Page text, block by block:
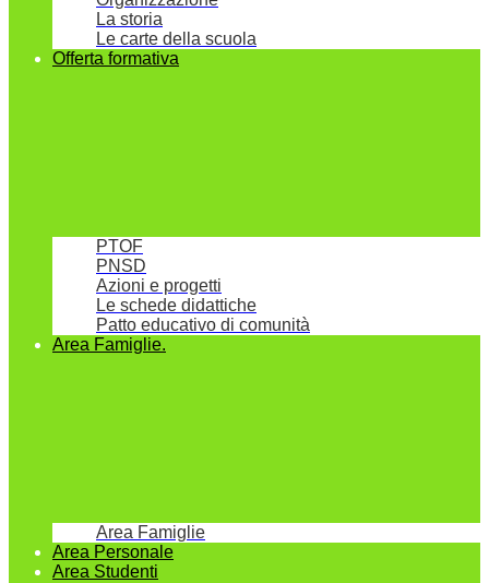
La storia
Le carte della scuola
Offerta formativa
PTOF
PNSD
Azioni e progetti
Le schede didattiche
Patto educativo di comunità
Area Famiglie.
Area Famiglie
Area Personale
Area Studenti